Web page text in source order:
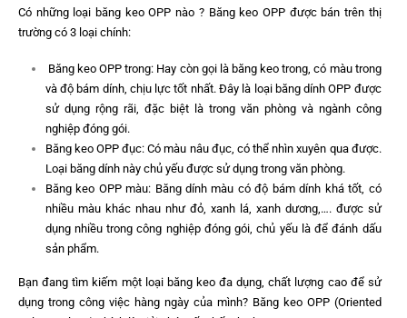
Có những loại băng keo OPP nào ? Băng keo OPP được bán trên thị
trường có 3 loại chính:
Băng keo OPP trong: Hay còn gọi là băng keo trong, có màu trong
và độ bám dính, chịu lực tốt nhất. Đây là loại băng dính OPP được
sử dụng rộng rãi, đặc biệt là trong văn phòng và ngành công
nghiệp đóng gói.
Băng keo OPP đục: Có màu nâu đục, có thể nhìn xuyên qua được.
Loại băng dính này chủ yếu được sử dụng trong văn phòng.
Băng keo OPP màu: Băng dính màu có độ bám dính khá tốt, có
nhiều màu khác nhau như đỏ, xanh lá, xanh dương,…. được sử
dụng nhiều trong công nghiệp đóng gói, chủ yếu là để đánh dấu
sản phẩm.
Bạn đang tìm kiếm một loại băng keo đa dụng, chất lượng cao để sử
dụng trong công việc hàng ngày của mình? Băng keo OPP (Oriented